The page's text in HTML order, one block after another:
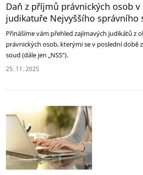
Daň z příjmů právnických osob
judikatuře Nejvyššího správního
Přinášíme vám přehled zajímavých judikátů z
právnických osob, kterými se v poslední době
soud (dále jen „NSS“).
25. 11. 2025